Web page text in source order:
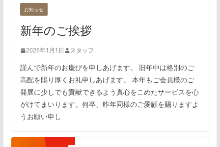
お知らせ
新年のご挨拶
2026年1月1日 スタッフ
謹んで新年のお慶びを申しあげます。 旧年中は格別のご
高配を賜り厚くお礼申しあげます。 本年もご会員様のご
発展に少しでも貢献できるよう真心をこめたサービスを心
がけてまいります。何卒、昨年同様のご愛顧を賜りますよ
うお願い申し